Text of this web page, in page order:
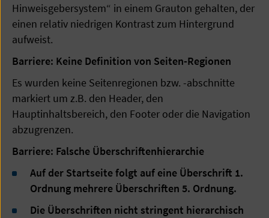
Hinweisgebersystem“ in einem Grauton gehalten, der
einen relativ niedrigen Kontrast zum Hintergrund
aufweist.
Barriere: Keine Definition von Seiten-Regionen
Es wurden keine Seitenregionen bzw. -abschnitte
markiert um z.B. den Header, den
Hauptinhaltsbereich, den Footer oder die Navigation
abzugrenzen.
Barriere: Falsche Überschriftenhierarchie
Auf der Startseite folgt auf eine Überschrift 1.
Ordnung mehrere Überschriften 5. Ordnung.
Die Überschriften nicht stringent hierarchisch